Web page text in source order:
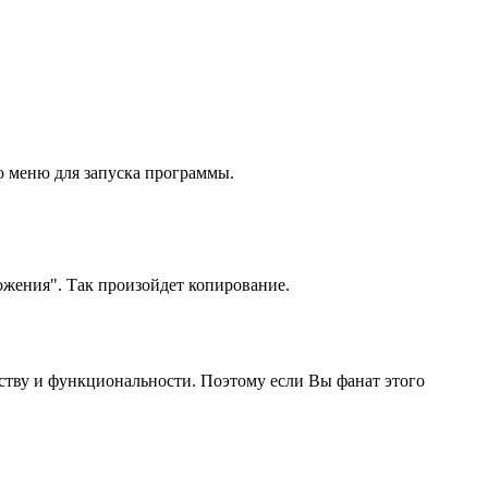
меню для запуска программы.
Так произойдет копирование.
и функциональности. Поэтому если Вы фанат этого